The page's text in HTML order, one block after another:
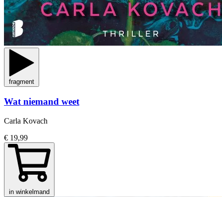
fragment
Wat niemand weet
Carla Kovach
€ 19,99
in winkelmand